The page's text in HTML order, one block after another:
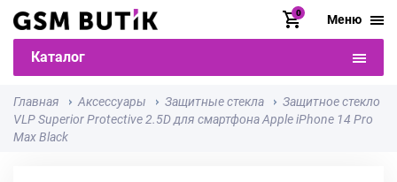
0 Меню
Каталог
Главная Аксессуары Защитные стекла
Защитное стекло
VLP Superior Protective 2.5D для смартфона Apple iPhone 14 Pro
Max Black